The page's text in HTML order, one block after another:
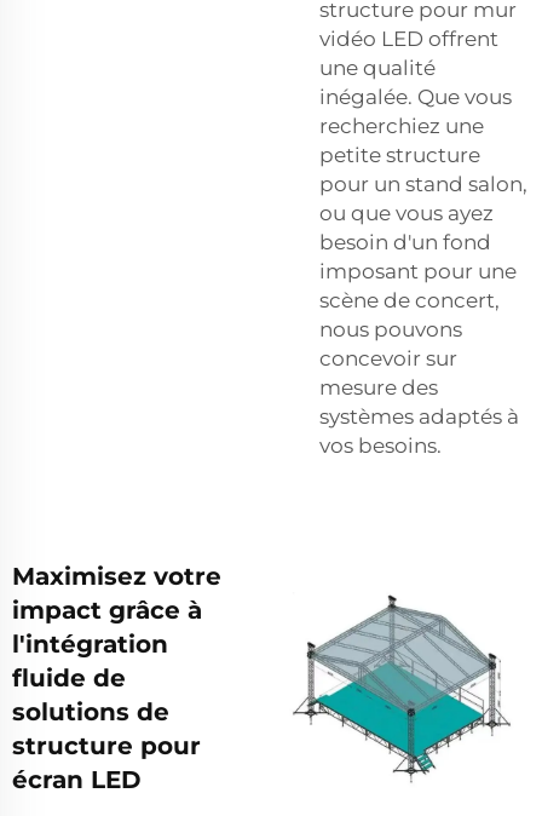
structure pour mur
vidéo LED offrent
une qualité
inégalée. Que vous
recherchiez une
petite structure
pour un stand salon,
ou que vous ayez
besoin d'un fond
imposant pour une
scène de concert,
nous pouvons
concevoir sur
mesure des
systèmes adaptés à
vos besoins.
Maximisez votre
impact grâce à
l'intégration
fluide de
solutions de
structure pour
écran LED